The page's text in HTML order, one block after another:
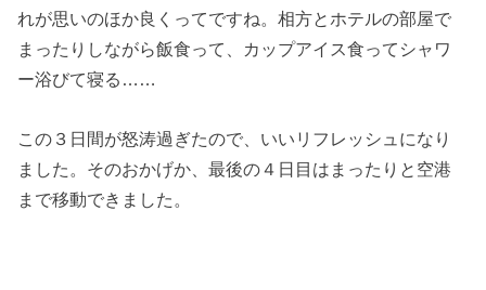
れが思いのほか良くってですね。相方とホテルの部屋で
まったりしながら飯食って、カップアイス食ってシャワ
ー浴びて寝る……
この３日間が怒涛過ぎたので、いいリフレッシュになり
ました。そのおかげか、最後の４日目はまったりと空港
まで移動できました。